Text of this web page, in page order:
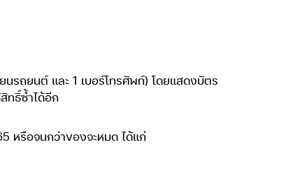
นรถยนต์ และ 1 เบอร์โทรศัพท์) โดยแสดงบัตร
ทธิ์ซ้ำได้อีก
หรือจนกว่าของจะหมด ได้แก่